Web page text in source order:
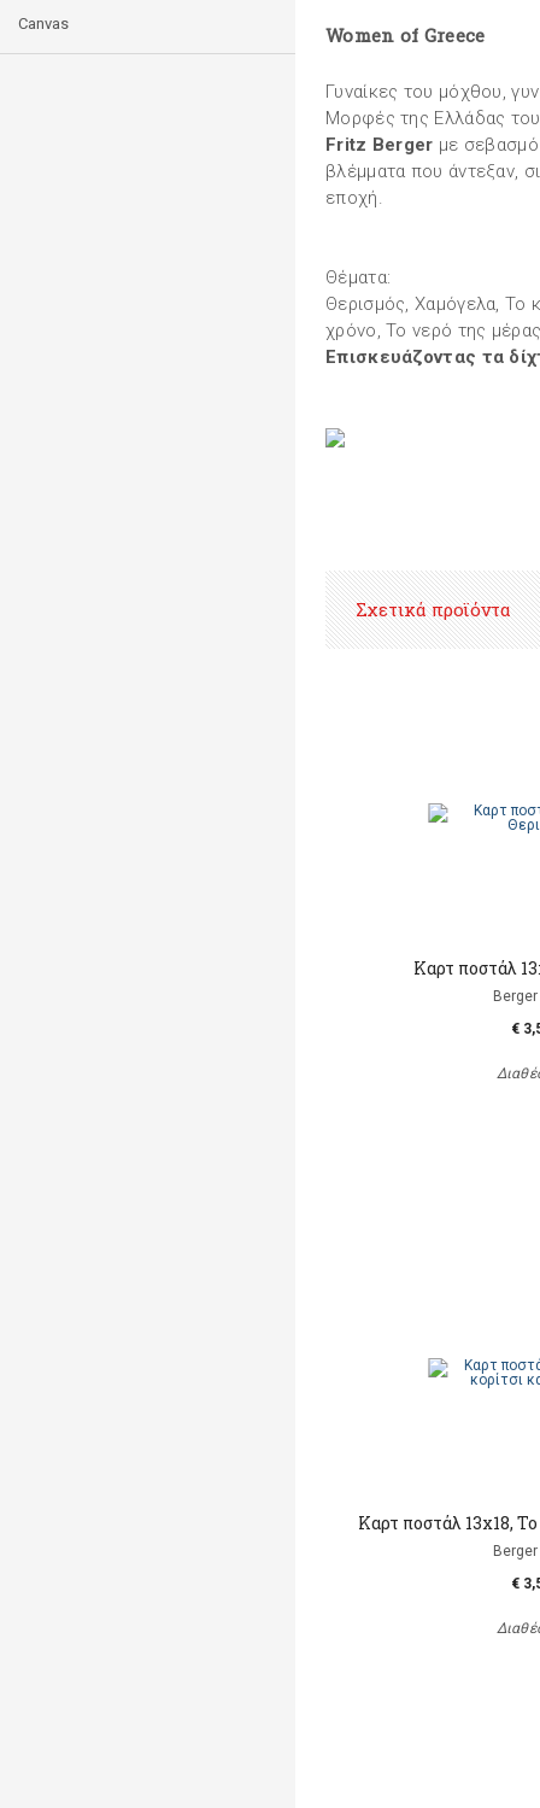
Canvas Women of Greece
Γυναίκες του μόχθου,
Μορφές της Ελλάδας
Fritz Berger με
βλέμματα που άντεξαν,
εποχή.
Θέματα:
Θερισμός, Χαμόγελα, Το
χρόνο, Το νερό της
Επισκευάζοντας τα
Σχετικά προϊόντα
Καρτ ποστάλ
€
Καρτ ποστάλ 13x18, Το
€